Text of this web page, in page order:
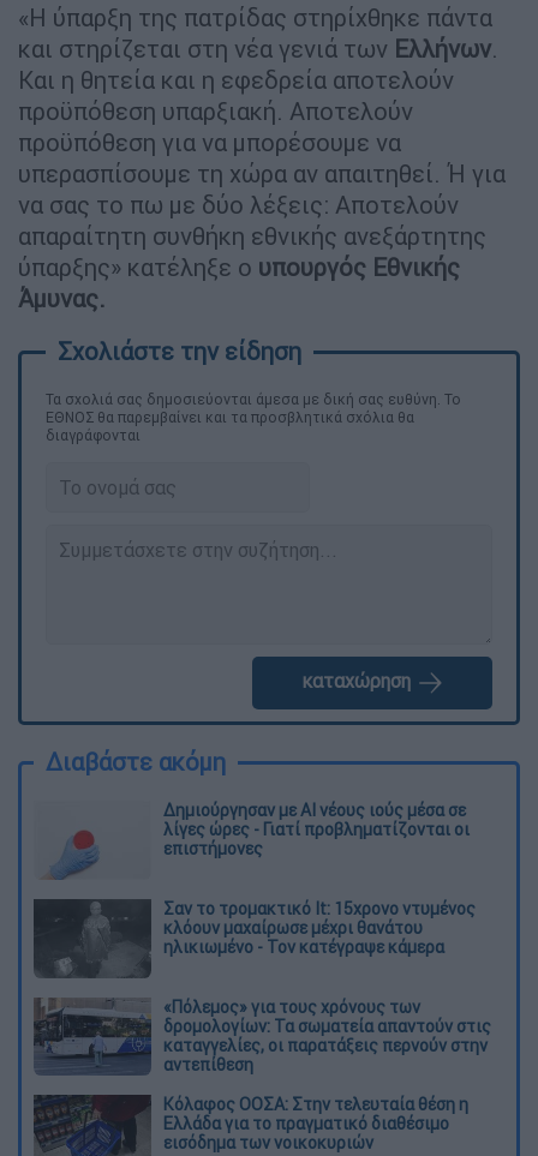
«Η ύπαρξη της πατρίδας στηρίχθηκε πάντα
και στηρίζεται στη νέα γενιά των Ελλήνων.
Και η θητεία και η εφεδρεία αποτελούν
προϋπόθεση υπαρξιακή. Αποτελούν
προϋπόθεση για να μπορέσουμε να
υπερασπίσουμε τη χώρα αν απαιτηθεί. Ή για
να σας το πω με δύο λέξεις: Αποτελούν
απαραίτητη συνθήκη εθνικής ανεξάρτητης
ύπαρξης» κατέληξε ο υπουργός Εθνικής
Άμυνας.
Τα σχολιά σας δημοσιεύονται άμεσα με δική σας ευθύνη. Το
ΕΘΝΟΣ θα παρεμβαίνει και τα προσβλητικά σχόλια θα
διαγράφονται
καταχώρηση
Διαβάστε ακόμη
Δημιούργησαν με AI νέους ιούς μέσα σε
λίγες ώρες - Γιατί προβληματίζονται οι
επιστήμονες
Σαν το τρομακτικό It: 15χρονο ντυμένος
κλόουν μαχαίρωσε μέχρι θανάτου
ηλικιωμένο - Τον κατέγραψε κάμερα
«Πόλεμος» για τους χρόνους των
δρομολογίων: Τα σωματεία απαντούν στις
καταγγελίες, οι παρατάξεις περνούν στην
αντεπίθεση
Κόλαφος ΟΟΣΑ: Στην τελευταία θέση η
Ελλάδα για το πραγματικό διαθέσιμο
εισόδημα των νοικοκυριών